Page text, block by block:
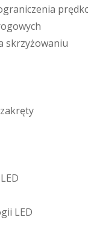
graniczenia prędko
ogowych
skrzyżowaniu
zakręty
LED
gii LED